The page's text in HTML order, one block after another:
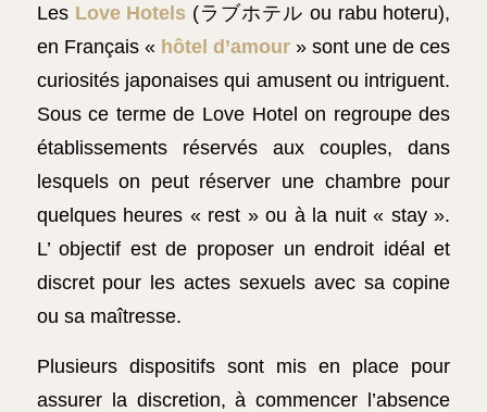
Les Love Hotels (ラブホテル ou rabu hoteru),
en Français « hôtel d’amour» sont une de ces
curiosités japonaises qui amusent ou intriguent.
Sous ce terme de Love Hotel on regroupe des
établissements réservés aux couples, dans
lesquels on peut réserver une chambre pour
quelques heures « rest » ou à la nuit « stay ».
L’ objectif est de proposer un endroit idéal et
discret pour les actes sexuels avec sa copine
ou sa maîtresse.
Plusieurs dispositifs sont mis en place pour
assurer la discretion, à commencer l’absence